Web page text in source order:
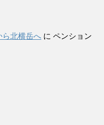
北横岳へ に ペンション